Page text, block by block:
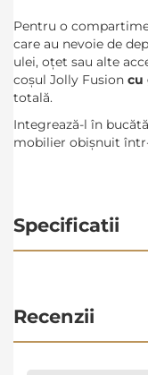
Pentru o
care au nevoie de
ulei, oțet sau alte
coșul Jolly Fusion cu
totală.
Integrează-l în
mobilier obișnuit
Specificatii
Recenzii